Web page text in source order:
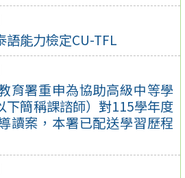
語能力檢定CU-TFL
育署重申為協助高級中等學
下簡稱課諮師）對115學年度
讀案，本署已配送學習歷程